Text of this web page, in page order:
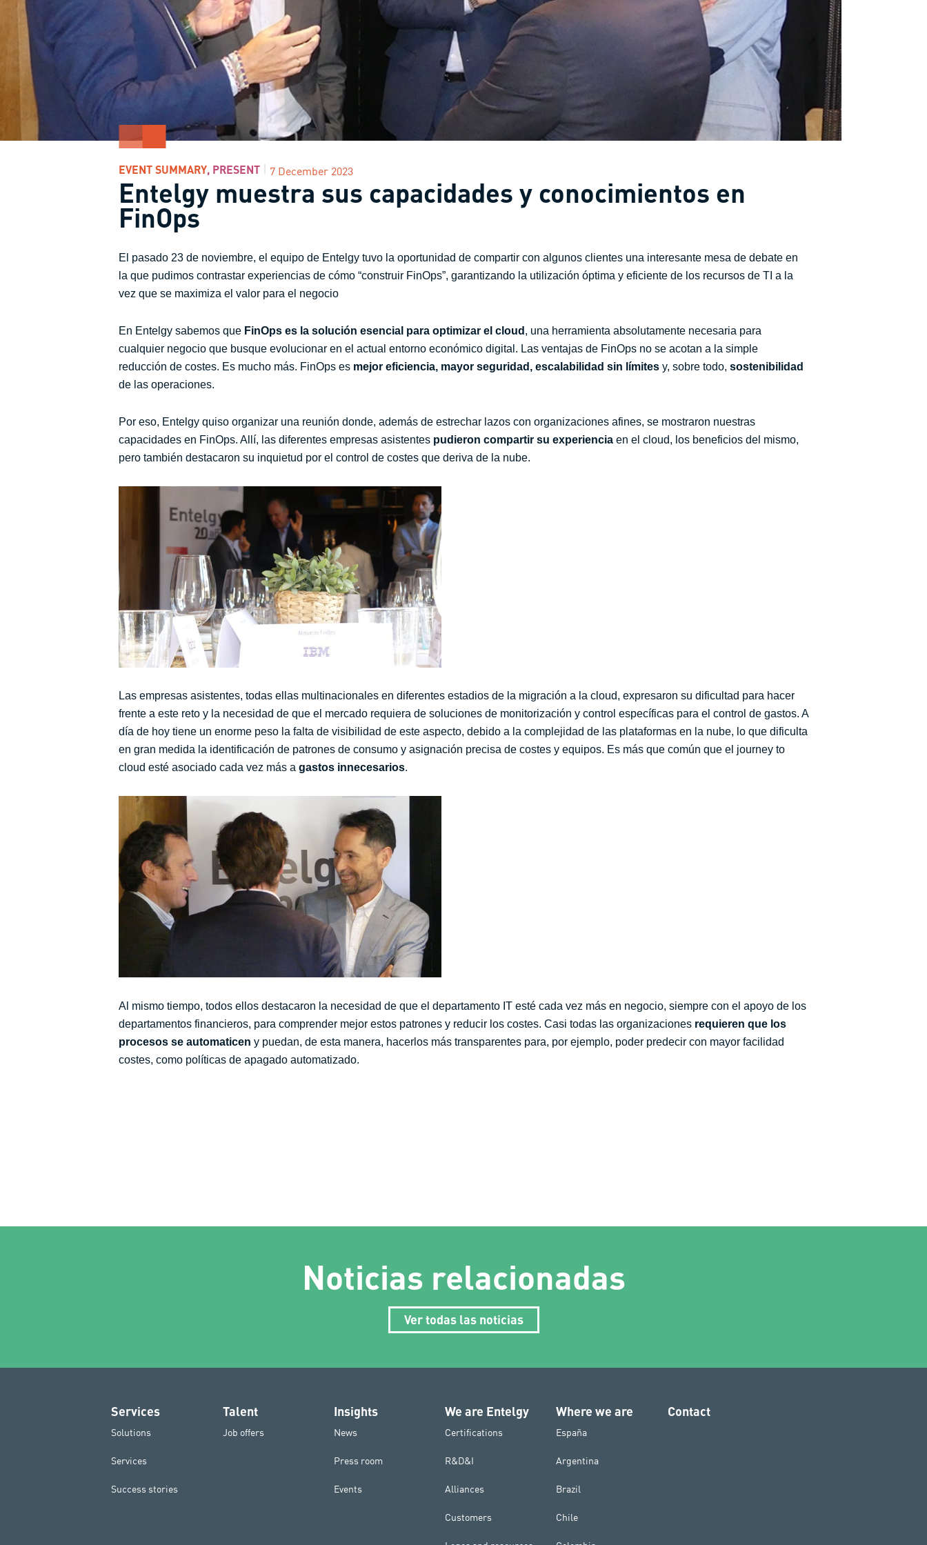
EVENT SUMMARY, PRESENT 7 December 2023
Entelgy muestra sus capacidades y conocimientos en
FinOps
El pasado 23 de noviembre, el equipo de Entelgy tuvo la oportunidad de compartir con algunos clientes una interesante mesa de debate en
la que pudimos contrastar experiencias de cómo “construir FinOps”, garantizando la utilización óptima y eficiente de los recursos de TI a la
vez que se maximiza el valor para el negocio
En Entelgy sabemos que FinOps es la solución esencial para optimizar el cloud , una herramienta absolutamente necesaria para
cualquier negocio que busque evolucionar en el actual entorno económico digital. Las ventajas de FinOps no se acotan a la simple
reducción de costes. Es mucho más. FinOps es mejor eficiencia, mayor seguridad, escalabilidad sin límites y, sobre todo, sostenibilidad
de las operaciones.
Por eso, Entelgy quiso organizar una reunión donde, además de estrechar lazos con organizaciones afines, se mostraron nuestras
capacidades en FinOps. Allí, las diferentes empresas asistentes pudieron compartir su experiencia en el cloud, los beneficios del mismo,
pero también destacaron su inquietud por el control de costes que deriva de la nube.
Las empresas asistentes, todas ellas multinacionales en diferentes estadios de la migración a la cloud, expresaron su dificultad para hacer
frente a este reto y la necesidad de que el mercado requiera de soluciones de monitorización y control específicas para el control de gastos. A
día de hoy tiene un enorme peso la falta de visibilidad de este aspecto, debido a la complejidad de las plataformas en la nube, lo que dificulta
en gran medida la identificación de patrones de consumo y asignación precisa de costes y equipos. Es más que común que el journey to
cloud esté asociado cada vez más a gastos innecesarios.
Al mismo tiempo, todos ellos destacaron la necesidad de que el departamento IT esté cada vez más en negocio, siempre con el apoyo de los
departamentos financieros, para comprender mejor estos patrones y reducir los costes. Casi todas las organizaciones requieren que los
procesos se automaticen y puedan, de esta manera, hacerlos más transparentes para, por ejemplo, poder predecir con mayor facilidad
costes, como políticas de apagado automatizado.
Noticias relacionadas
Ver todas las noticias
Services
Solutions
Services
Success stories
Talent
Job offers
Insights
News
Press room
Events
We are Entelgy
Certifications
R&D&I
Alliances
Customers
Where we are
España
Argentina
Brazil
Chile
Contact